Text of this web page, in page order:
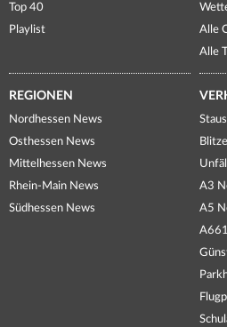
Top 40
Playlist
Alle
Alle
REGIONEN
Nordhessen News
Osthessen News
Mittelhessen News
Rhein-Main News
Südhessen News
A3
A5